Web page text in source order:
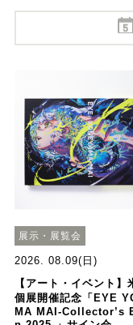
展示・展覧会
2026. 08.09(日)
【アート・イベント】
個展開催記念「EYE
MA MAI-Collector’s